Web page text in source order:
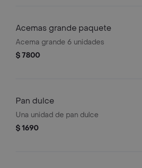
Acemas grande paquete
Acema grande 6 unidades
$ 7800
Pan dulce
Una unidad de pan dulce
$ 1690